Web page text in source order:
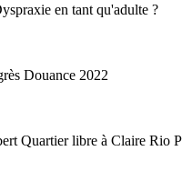
en tant qu'adulte ?
Douance 2022
Quartier libre à Claire Rio